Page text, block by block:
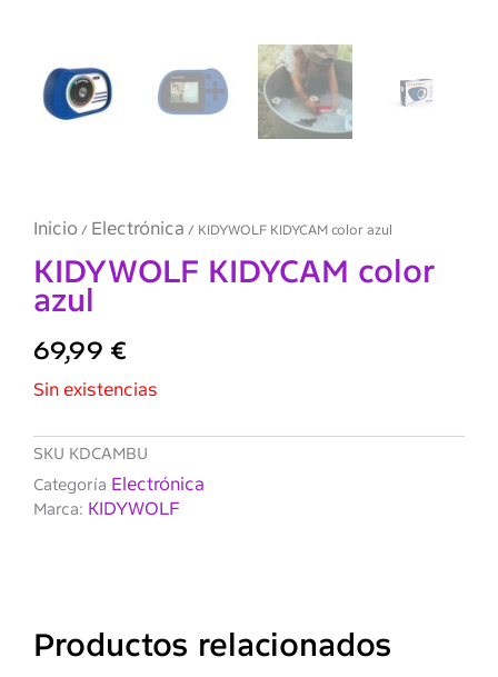
Inicio / Electrónica / KIDYWOLF KIDYCAM color azul
KIDYWOLF KIDYCAM color
azul
69,99 €
Sin existencias
SKU KDCAMBU
Categoría Electrónica
Marca: KIDYWOLF
Productos relacionados